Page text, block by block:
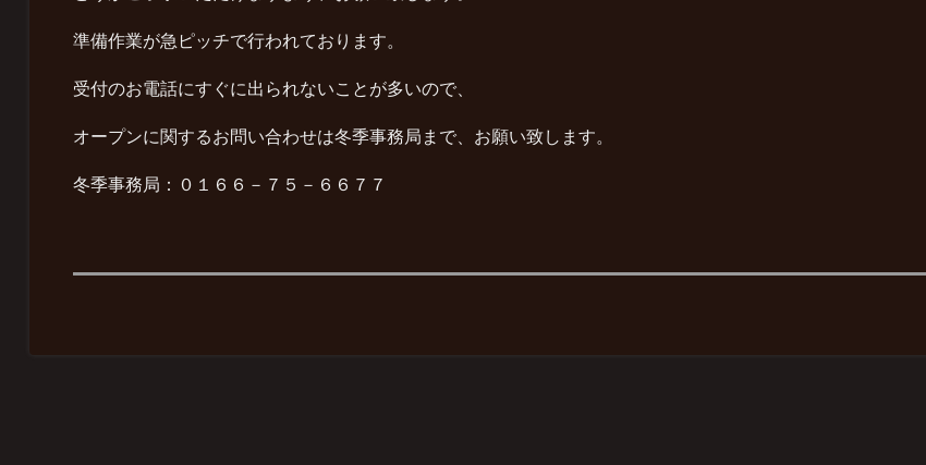
準備作業が急ピッチで行われております。
受付のお電話にすぐに出られないことが多いので、
オープンに関するお問い合わせは冬季事務局まで、お願い致します。
冬季事務局：０１６６－７５－６６７７